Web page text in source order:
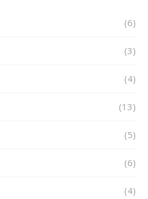
(6)
(3)
(4)
(13)
(5)
(6)
(4)